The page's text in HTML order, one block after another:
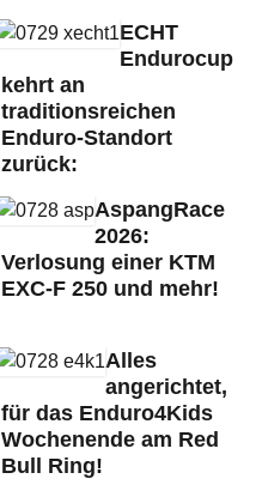
ECHT
Endurocup
kehrt an
traditionsreichen
Enduro-Standort
zurück:
AspangRace
2026:
Verlosung einer KTM
EXC-F 250 und mehr!
Alles
angerichtet,
für das Enduro4Kids
Wochenende am Red
Bull Ring!